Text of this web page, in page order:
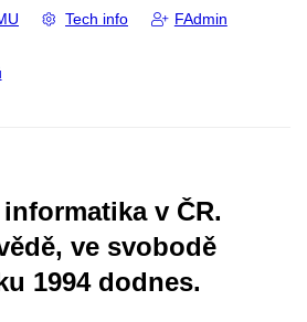
Tech info FAdmin
v ČR.
ve svobodě
1994 dodnes.